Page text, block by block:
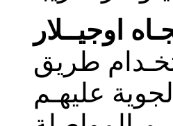
طريق
الجوية عليهـم